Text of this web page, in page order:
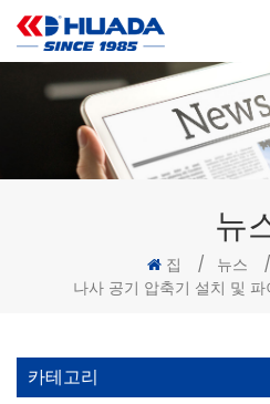
뉴
집 / 뉴스 /
나사 공기 압축기 설치 및
카테고리